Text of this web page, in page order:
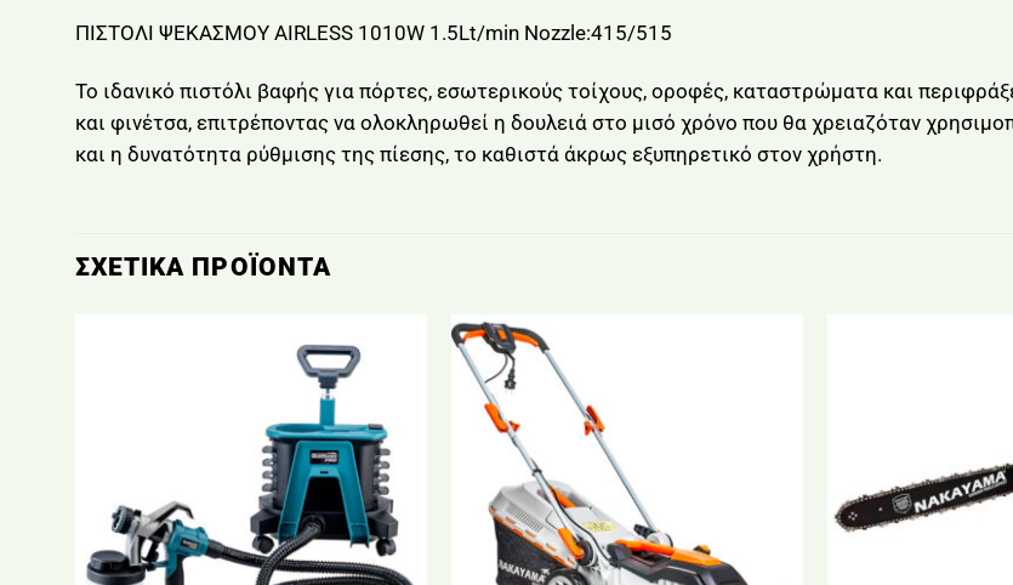
ΠΙΣΤΟΛΙ ΨΕΚΑΣΜΟΥ AIRLESS 1010W 1.5Lt/min Nozzle:415/515
Το ιδανικό πιστόλι βαφής για πόρτες, εσωτερικούς τοίχους, οροφές, καταστρώματα και
και φινέτσα, επιτρέποντας να ολοκληρωθεί η δουλειά στο μισό χρόνο που θα χρειαζόταν
και η δυνατότητα ρύθμισης της πίεσης, το καθιστά άκρως εξυπηρετικό στον χρήστη.
ΣΧΕΤΙΚΆ ΠΡΟΪΌΝΤΑ